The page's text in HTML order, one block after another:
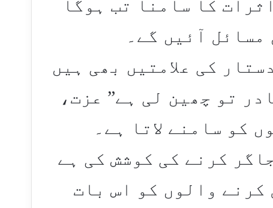
کا سامنا تب ہوگا
آئیں گے۔
کی علامتیں بھی ہیں
تو چھین لی ہے” عزت،
کو سامنے لاتا ہے۔
کرنے کی کوشش کی ہے
کرنے والوں کو اس بات